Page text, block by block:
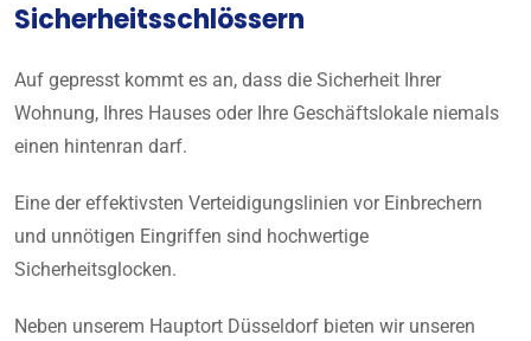
Sicherheitsschlössern
Auf gepresst kommt es an, dass die Sicherheit Ihrer
Wohnung, Ihres Hauses oder Ihre Geschäftslokale niemals
einen hintenran darf.
Eine der effektivsten Verteidigungslinien vor Einbrechern
und unnötigen Eingriffen sind hochwertige
Sicherheitsglocken.
Neben unserem Hauptort Düsseldorf bieten wir unseren